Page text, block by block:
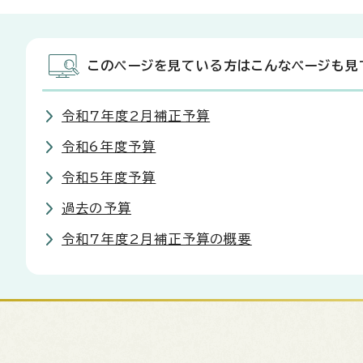
このページを見ている方はこんなページも見
令和7年度2月補正予算
令和6年度予算
令和5年度予算
過去の予算
令和7年度2月補正予算の概要